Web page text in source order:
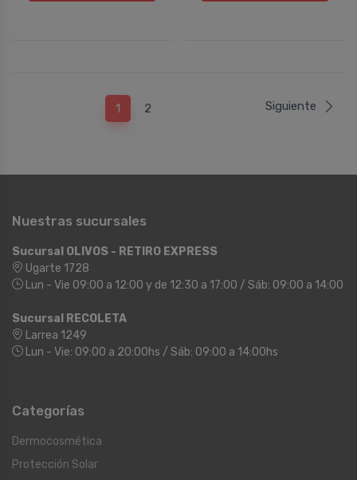
1 2 Siguiente
Nuestras sucursales
Sucursal OLIVOS - RETIRO EXPRESS
Ugarte 1728
Lun - Vie 09:00 a 12:00 y de 12:30 a 17:00 / Sáb: 09:00 a 14:00
Sucursal RECOLETA
Larrea 1249
Lun - Vie: 09:00 a 20:00hs / Sáb: 09:00 a 14:00hs
Categorías
Dermocosmética
Protección Solar